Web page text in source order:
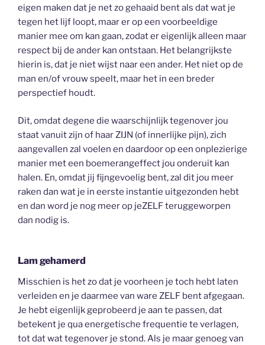
eigen maken dat je net zo gehaaid bent als dat wat je
tegen het lijf loopt, maar er op een voorbeeldige
manier mee om kan gaan, zodat er eigenlijk alleen maar
respect bij de ander kan ontstaan. Het belangrijkste
hierin is, dat je niet wijst naar een ander. Het niet op de
man en/of vrouw speelt, maar het in een breder
perspectief houdt.
Dit, omdat degene die waarschijnlijk tegenover jou
staat vanuit zijn of haar ZIJN (of innerlijke pijn), zich
aangevallen zal voelen en daardoor op een onplezierige
manier met een boemerangeffect jou onderuit kan
halen. En, omdat jij fijngevoelig bent, zal dit jou meer
raken dan wat je in eerste instantie uitgezonden hebt
en dan word je nog meer op jeZELF teruggeworpen
dan nodig is.
Lam gehamerd
Misschien is het zo dat je voorheen je toch hebt laten
verleiden en je daarmee van ware ZELF bent afgegaan.
Je hebt eigenlijk geprobeerd je aan te passen, dat
betekent je qua energetische frequentie te verlagen,
tot dat wat tegenover je stond. Als je maar genoeg van